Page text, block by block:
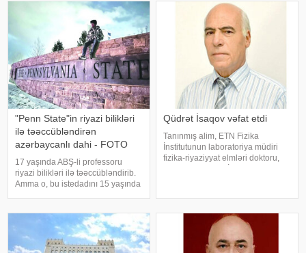
"Penn State"in riyazi bilikləri
ilə təəccübləndirən
azərbaycanlı dahi - FOTO
17 yaşında ABŞ-li professoru
riyazi bilikləri ilə təəccübləndirib.
Amma o, bu istedadını 15 yaşında
müddət bunun fərqində olmayıb.
Ta ki, onu müəllimi kəşf edi
Qüdrət İsaqov vəfat etdi
Tanınmış alim, ETN Fizika
İnstitutunun laboratoriya müdiri
fizika-riyaziyyat elmləri doktoru,